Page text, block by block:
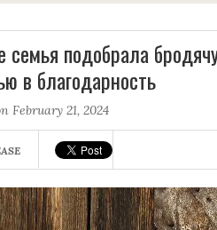
семья подобрала
в благодарность
February 21, 2024